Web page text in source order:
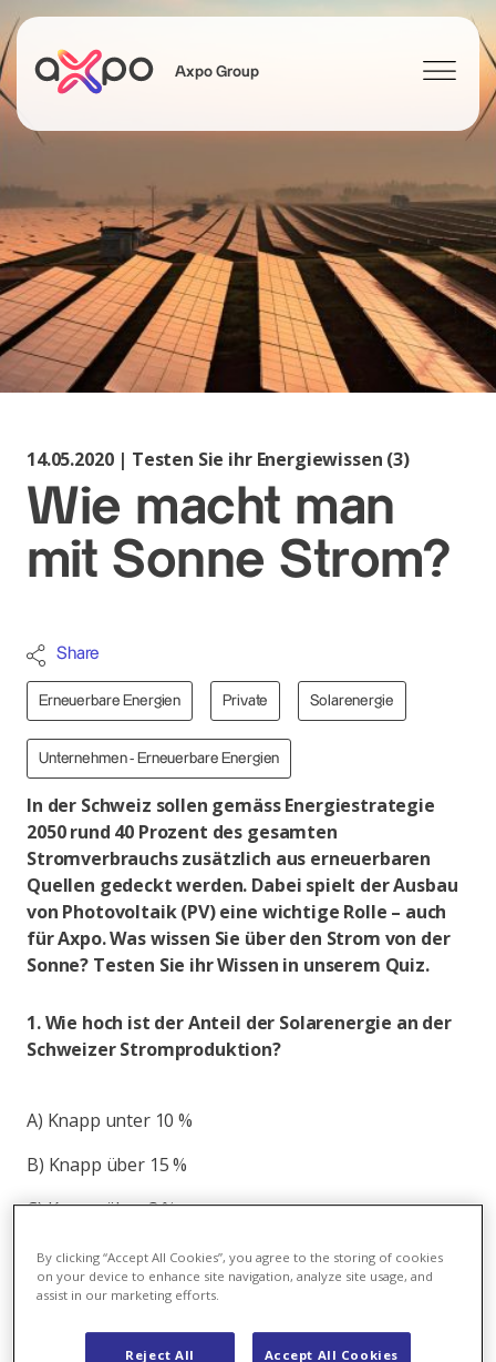
Axpo Group
14.05.2020 | Testen Sie ihr Energiewissen (3)
Wie macht man
mit Sonne Strom?
Share
Erneuerbare Energien Private Solarenergie
Unternehmen - Erneuerbare Energien
In der Schweiz sollen gemäss Energiestrategie
2050 rund 40 Prozent des gesamten
Stromverbrauchs zusätzlich aus erneuerbaren
Quellen gedeckt werden. Dabei spielt der Ausbau
von Photovoltaik (PV) eine wichtige Rolle – auch
für Axpo. Was wissen Sie über den Strom von der
Sonne? Testen Sie ihr Wissen in unserem Quiz.
1. Wie hoch ist der Anteil der Solarenergie an der
Schweizer Stromproduktion?
A) Knapp unter 10 %
B) Knapp über 15 %
C) Knapp über 3 %
A, B oder C? Hier finden Sie hier heraus, ob Sie
By clicking “Accept All Cookies”, you agree to the storing of cookies
on your device to enhance site navigation, analyze site usage, and
assist in our marketing efforts.
Reject All Accept All Cookies